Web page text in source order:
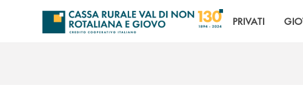
Salta al contenuto principale
PRIVATI